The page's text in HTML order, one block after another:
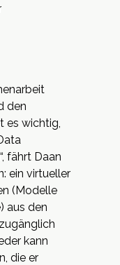
den
es wichtig,
fährt Daan
ein virtueller
(Modelle
aus den
kann
die er